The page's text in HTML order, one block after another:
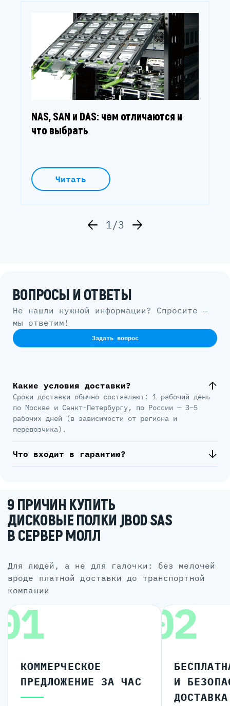
NAS, SAN и DAS: чем отличаются и
что выбрать
Читать
1/3
ВОПРОСЫ И ОТВЕТЫ
Не нашли нужной информации? Спросите —
мы ответим!
Задать вопрос
Какие условия доставки?
Сроки доставки обычно составляют: 1 рабочий день
по Москве и Санкт-Петербургу, по России — 3–5
рабочих дней (в зависимости от региона и
перевозчика).
Что входит в гарантию?
9 ПРИЧИН КУПИТЬ
ДИСКОВЫЕ ПОЛКИ JBOD SAS
В СЕРВЕР МОЛЛ
для людей, а не для галочки: без мелочей
вроде платной доставки до транспортной
компании
КОММЕРЧЕСКОЕ
ПРЕДЛОЖЕНИЕ ЗА ЧАС
02
И
ДОСТАВКА